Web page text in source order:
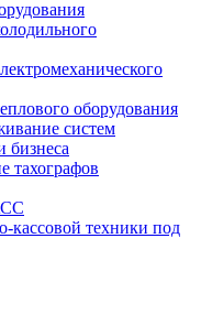
оборудования
систем
бизнеса
тахографов
кассовой техники под